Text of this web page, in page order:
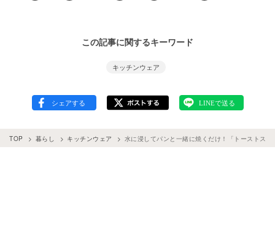
この記事に関するキーワード
キッチンウェア
TOP 暮らし キッチンウェア 水に浸してパンと一緒に焼くだけ！「トーストスチ